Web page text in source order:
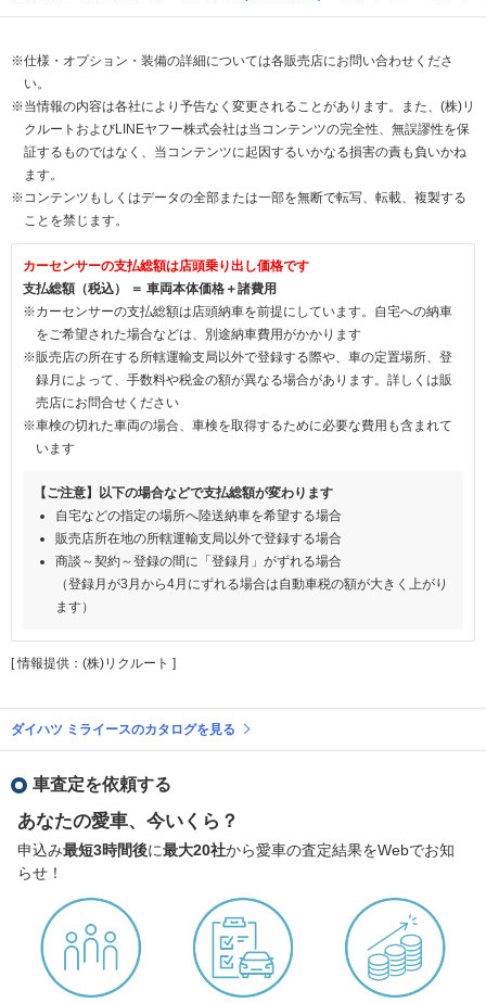
※仕様・オプション・装備の詳細については各販売店にお問い合わせくださ
い。
※当情報の内容は各社により予告なく変更されることがあります。また、(株)リ
クルートおよびLINEヤフー株式会社は当コンテンツの完全性、無誤謬性を保
証するものではなく、当コンテンツに起因するいかなる損害の責も負いかね
ます。
※コンテンツもしくはデータの全部または一部を無断で転写、転載、複製する
ことを禁じます。
カーセンサーの支払総額は店頭乗り出し価格です
支払総額（税込） ＝ 車両本体価格＋諸費用
※カーセンサーの支払総額は店頭納車を前提にしています。自宅への納車
をご希望された場合などは、別途納車費用がかかります
※販売店の所在する所轄運輸支局以外で登録する際や、車の定置場所、登
録月によって、手数料や税金の額が異なる場合があります。詳しくは販
売店にお問合せください
※車検の切れた車両の場合、車検を取得するために必要な費用も含まれて
います
【ご注意】以下の場合などで支払総額が変わります
自宅などの指定の場所へ陸送納車を希望する場合
販売店所在地の所轄運輸支局以外で登録する場合
商談～契約～登録の間に「登録月」がずれる場合
（登録月が3月から4月にずれる場合は自動車税の額が大きく上がり
ます）
[ 情報提供：(株)リクルート ]
ダイハツ ミライースのカタログを見る
車査定を依頼する
あなたの愛車、今いくら？
申込み最短3時間後に最大20社から愛車の査定結果をWebでお知
らせ！